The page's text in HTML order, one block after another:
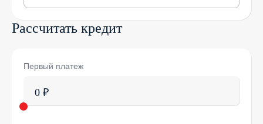
Рассчитать кредит
Первый платеж
0 ₽